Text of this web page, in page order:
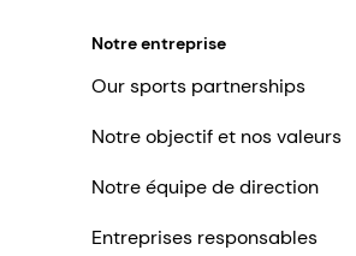
Notre entreprise
Our sports partnerships
Notre objectif et nos valeurs
Notre équipe de direction
Entreprises responsables